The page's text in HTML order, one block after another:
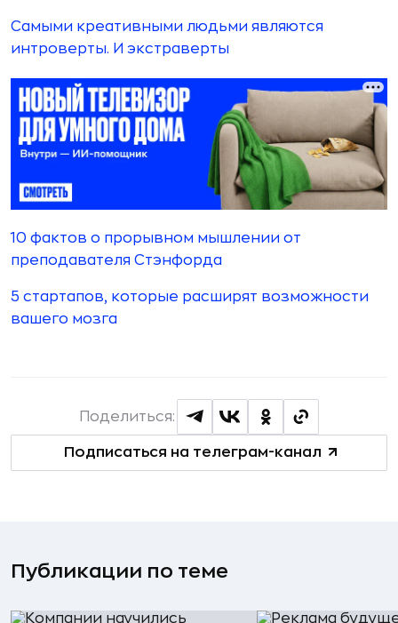
Самыми креативными людьми являются
интроверты. И экстраверты
10 фактов о прорывном мышлении от
преподавателя Стэнфорда
5 стартапов, которые расширят возможности
вашего мозга
Подписаться на телеграм-канал
Поделиться:
Публикации по теме